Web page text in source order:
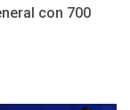
con 700